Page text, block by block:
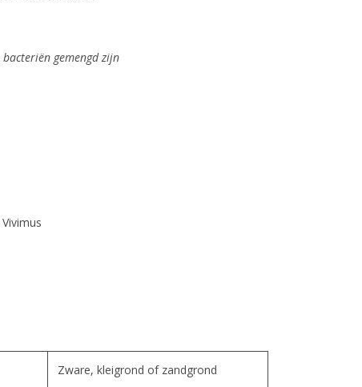
gemengd zijn
Zware, kleigrond of zandgrond